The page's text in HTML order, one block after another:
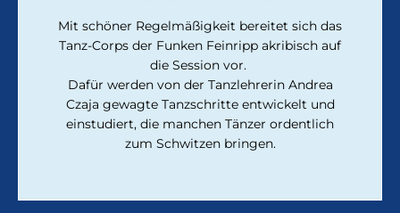
Mit schöner Regelmäßigkeit bereitet sich das
Tanz-Corps der Funken Feinripp akribisch auf
die Session vor.
Dafür werden von der Tanzlehrerin Andrea
Czaja gewagte Tanzschritte entwickelt und
einstudiert, die manchen Tänzer ordentlich
zum Schwitzen bringen.